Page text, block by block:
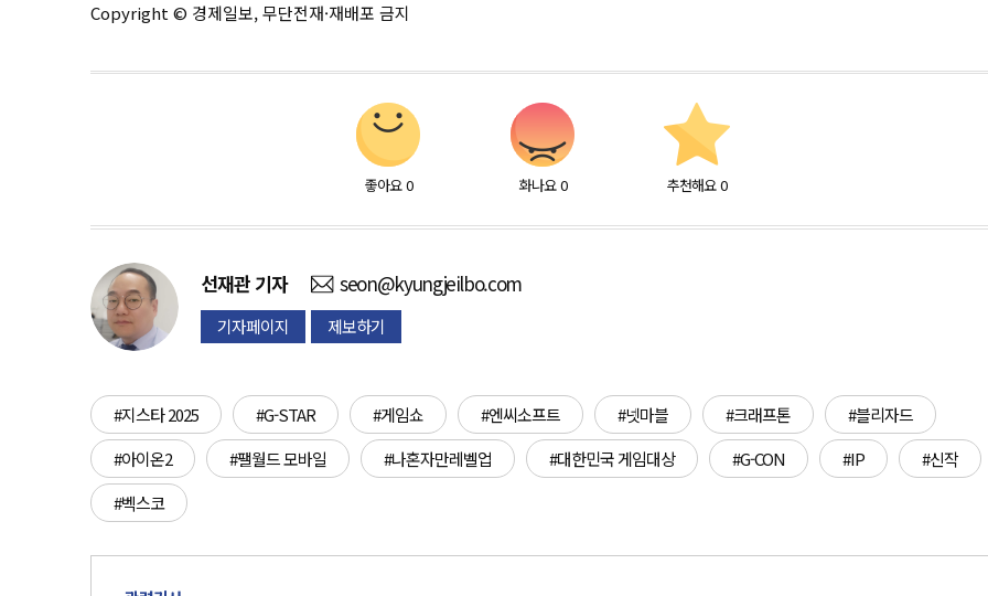
Copyright © 경제일보, 무단전재·재배포 금지
좋아요 0 화나요 0 추천해요 0
선재관 기자 seon@kyungjeilbo.com
기자페이지 제보하기
#지스타 2025 #G-STAR #게임쇼 #엔씨소프트 #넷마블 #크래프톤
#블리자드
#아이온2
#팰월드 모바일 #나혼자만레벨업 #대한민국 게임대상 #G-CON #IP
#신작
#벡스코